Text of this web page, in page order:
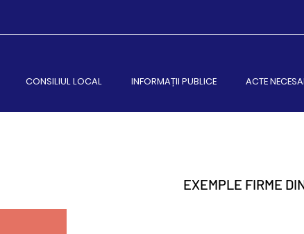
CONSILIUL LOCAL INFORMAȚII PUBLICE ACTE
EXEMPLE FIRME